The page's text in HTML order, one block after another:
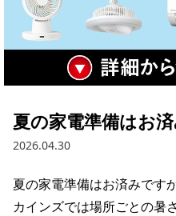
夏の家電準備はお
2026.04.30
夏の家電準備はお済みです
カインズでは場所ごとの暑